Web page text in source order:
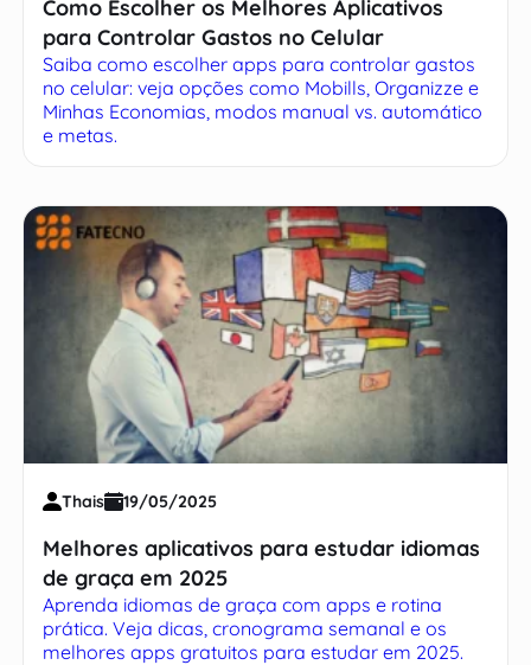
Como Escolher os Melhores Aplicativos
para Controlar Gastos no Celular
Saiba como escolher apps para controlar gastos
no celular: veja opções como Mobills, Organizze e
Minhas Economias, modos manual vs. automático
e metas.
Thais 19/05/2025
Melhores aplicativos para estudar idiomas
de graça em 2025
Aprenda idiomas de graça com apps e rotina
prática. Veja dicas, cronograma semanal e os
melhores apps gratuitos para estudar em 2025.